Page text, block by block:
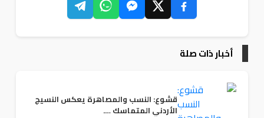
أخبار ذات صلة
قشوع: النسب والمصاهرة يعكس النسيج
الأردني المتماسك ….